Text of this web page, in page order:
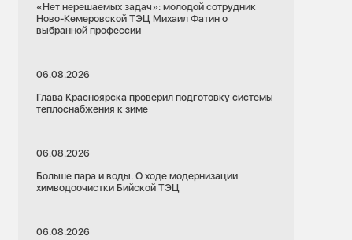
«Нет нерешаемых задач»: молодой сотрудник
Ново-Кемеровской ТЭЦ Михаил Фатин о
выбранной профессии
06.08.2026
Глава Красноярска проверил подготовку системы
теплоснабжения к зиме
06.08.2026
Больше пара и воды. О ходе модернизации
химводоочистки Бийской ТЭЦ
06.08.2026